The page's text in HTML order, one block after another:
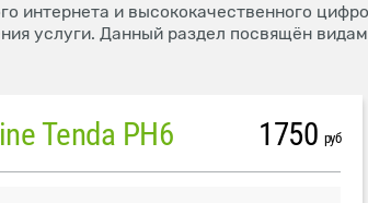
и высококачественного
услуги. Данный раздел посвящён
Tenda PH6 1750 руб